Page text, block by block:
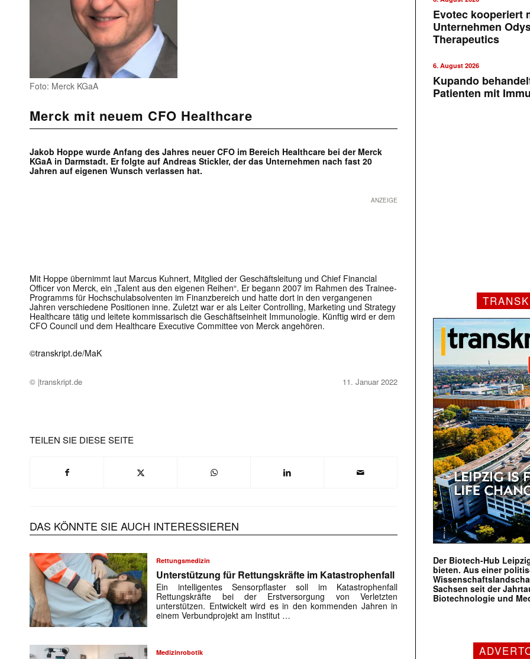
Foto: Merck KGaA
Merck mit neuem CFO Healthcare
Jakob Hoppe wurde Anfang des Jahres neuer CFO im Bereich Healthcare bei der Merck
KGaA in Darmstadt. Er folgte auf Andreas Stickler, der das Unternehmen nach fast 20
Jahren auf eigenen Wunsch verlassen hat.
ANZEIGE
Mit Hoppe übernimmt laut Marcus Kuhnert, Mitglied der Geschäftsleitung und Chief Financial
Officer von Merck, ein „Talent aus den eigenen Reihen“. Er begann 2007 im Rahmen des Trainee-
Programms für Hochschulabsolventen im Finanzbereich und hatte dort in den vergangenen
Jahren verschiedene Positionen inne. Zuletzt war er als Leiter Controlling, Marketing und Strategy
Healthcare tätig und leitete kommissarisch die Geschäftseinheit Immunologie. Künftig wird er dem
CFO Council und dem Healthcare Executive Committee von Merck angehören.
©transkript.de/MaK
© |transkript.de 11. Januar 2022
TEILEN SIE DIESE SEITE
DAS KÖNNTE SIE AUCH INTERESSIEREN
Rettungsmedizin
Unterstützung für Rettungskräfte im Katastrophenfall
Ein intelligentes Sensorpflaster soll im Katastrophenfall
Rettungskräfte bei der Erstversorgung von Verletzten
unterstützen. Entwickelt wird es in den kommenden Jahren in
einem Verbundprojekt am Institut …
Medizinrobotik
Evotec kooperiert
Unternehmen
Therapeutics
6. August 2026
Kupando
Patienten mit
Der Biotech-Hub
bieten. Aus einer
Sachsen seit der
Biotechnologie und